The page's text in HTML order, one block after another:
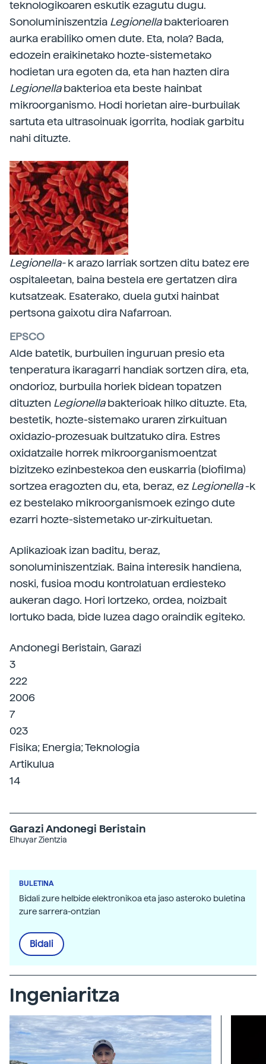
teknologikoaren eskutik ezagutu dugu.
Sonoluminiszentzia Legionellabakterioaren
aurka erabiliko omen dute. Eta, nola? Bada,
edozein eraikinetako hozte-sistemetako
hodietan ura egoten da, eta han hazten dira
Legionellabakterioa eta beste hainbat
mikroorganismo. Hodi horietan aire-burbuilak
sartuta eta ultrasoinuak igorrita, hodiak garbitu
nahi dituzte.
Legionella-k arazo larriak sortzen ditu batez ere
ospitaleetan, baina bestela ere gertatzen dira
kutsatzeak. Esaterako, duela gutxi hainbat
pertsona gaixotu dira Nafarroan.
EPSCO
Alde batetik, burbuilen inguruan presio eta
tenperatura ikaragarri handiak sortzen dira, eta,
ondorioz, burbuila horiek bidean topatzen
dituzten Legionellabakterioak hilko dituzte. Eta,
bestetik, hozte-sistemako uraren zirkuituan
oxidazio-prozesuak bultzatuko dira. Estres
oxidatzaile horrek mikroorganismoentzat
bizitzeko ezinbestekoa den euskarria (biofilma)
sortzea eragozten du, eta, beraz, ez Legionella-k
ez bestelako mikroorganismoek ezingo dute
ezarri hozte-sistemetako ur-zirkuituetan.
Aplikazioak izan baditu, beraz,
sonoluminiszentziak. Baina interesik handiena,
noski, fusioa modu kontrolatuan erdiesteko
aukeran dago. Hori lortzeko, ordea, noizbait
lortuko bada, bide luzea dago oraindik egiteko.
Andonegi Beristain, Garazi
3
222
2006
7
023
Fisika; Energia; Teknologia
Artikulua
14
Garazi Andonegi Beristain
Elhuyar Zientzia
BULETINA
Bidali zure helbide elektronikoa eta jaso asteroko buletina
zure sarrera-ontzian
Bidali
Ingeniaritza